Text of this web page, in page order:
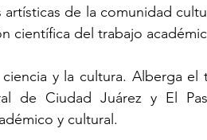
de la comunidad
científica del trabajo
y la cultura. Alberga el
de Ciudad Juárez y El
y cultural.